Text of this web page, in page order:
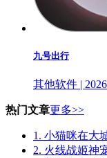
九号出行
其他软件 |
热门文章更多>>
1. 小猫咪在大
2. 火线战姬神